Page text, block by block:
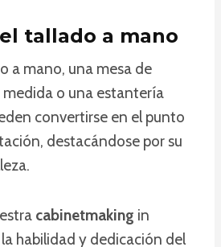
tallado a mano
a mano, una mesa de
o una estantería
convertirse en el punto
destacándose por su
cabinetmaking in
habilidad y dedicación del